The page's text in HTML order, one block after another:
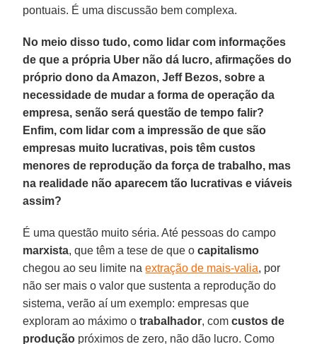
pontuais. É uma discussão bem complexa.
No meio disso tudo, como lidar com informações
de que a própria Uber não dá lucro, afirmações do
próprio dono da Amazon, Jeff Bezos, sobre a
necessidade de mudar a forma de operação da
empresa, senão será questão de tempo falir?
Enfim, com lidar com a impressão de que são
empresas muito lucrativas, pois têm custos
menores de reprodução da força de trabalho, mas
na realidade não aparecem tão lucrativas e viáveis
assim?
É uma questão muito séria. Até pessoas do campo
marxista, que têm a tese de que ocapitalismo
chegou ao seu limite naextração de mais-valia, por
não ser mais o valor que sustenta a reprodução do
sistema, verão aí um exemplo: empresas que
exploram ao máximo otrabalhador, comcustos de
produção próximos de zero, não dão lucro. Como